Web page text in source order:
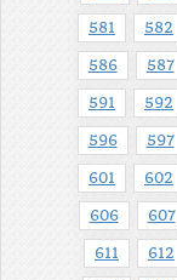
581 582
586 587
591 592
596 597
601 602
606 607
611 612